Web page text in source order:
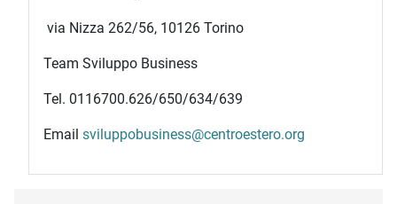
via Nizza 262/56, 10126 Torino
Team Sviluppo Business
Tel. 0116700.626/650/634/639
Email sviluppobusiness@centroestero.org